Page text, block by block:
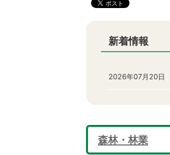
新着情報
2026年07月20日
森林・林業